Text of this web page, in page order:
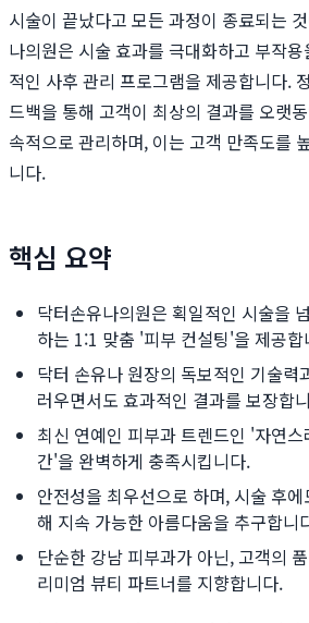
시술이 끝났다고 모든 과정이 종료되는
나의원은 시술 효과를 극대화하고 부작
적인 사후 관리 프로그램을 제공합니다.
드백을 통해 고객이 최상의 결과를 오랫
속적으로 관리하며, 이는 고객 만족도를
니다.
핵심 요약
닥터손유나의원은 획일적인 시술을
하는 1:1 맞춤 '피부 컨설팅'을 제공합
닥터 손유나 원장의 독보적인 기술력
러우면서도 효과적인 결과를 보장합
최신 연예인 피부과 트렌드인 '자연
간'을 완벽하게 충족시킵니다.
안전성을 최우선으로 하며, 시술 후
해 지속 가능한 아름다움을 추구합니
단순한 강남 피부과가 아닌, 고객의
리미엄 뷰티 파트너를 지향합니다.